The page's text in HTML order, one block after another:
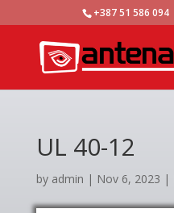
+387 51 586 094
UL 40-12
by admin | Nov 6, 2023 |